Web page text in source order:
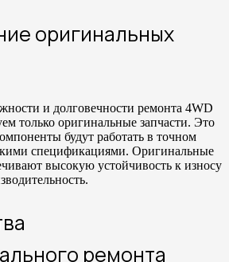
оригинальных
и долговечности ремонта 4WD
только оригинальные запчасти. Это
будут работать в точном
спецификациями. Оригинальные
высокую устойчивость к износу
ремонта